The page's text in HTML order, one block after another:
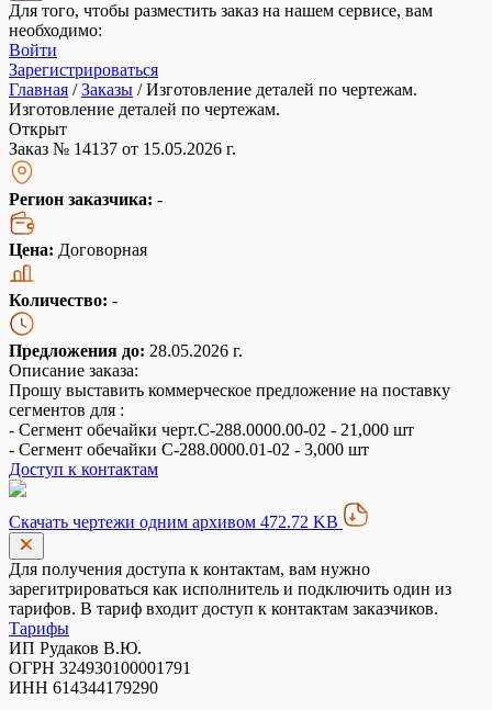
Для того, чтобы разместить заказ на нашем сервисе, вам
необходимо:
Войти
Зарегистрироваться
Главная /Заказы /Изготовление деталей по чертежам.
Изготовление деталей по чертежам.
Открыт
Заказ № 14137 от 15.05.2026 г.
Регион заказчика: -
Цена: Договорная
Количество: -
Предложения до: 28.05.2026 г.
Описание заказа:
Прошу выставить коммерческое предложение на поставку
сегментов для :
- Сегмент обечайки черт.С-288.0000.00-02 - 21,000 шт
- Сегмент обечайки С-288.0000.01-02 - 3,000 шт
Доступ к контактам
Скачать чертежи одним архивом 472.72 KB
Для получения доступа к контактам, вам нужно
зарегитрироваться как исполнитель и подключить один из
тарифов. В тариф входит доступ к контактам заказчиков.
Тарифы
ИП Рудаков В.Ю.
ОГРН 324930100001791
ИНН 614344179290